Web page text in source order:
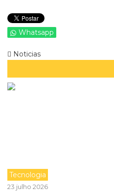
Whatsapp
Noticias
Tecnologia
23 julho 2026